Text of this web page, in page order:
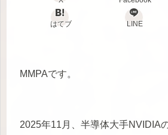
はてブ LINE
MMPAです。
2025年11月、半導体大手NVIDIA